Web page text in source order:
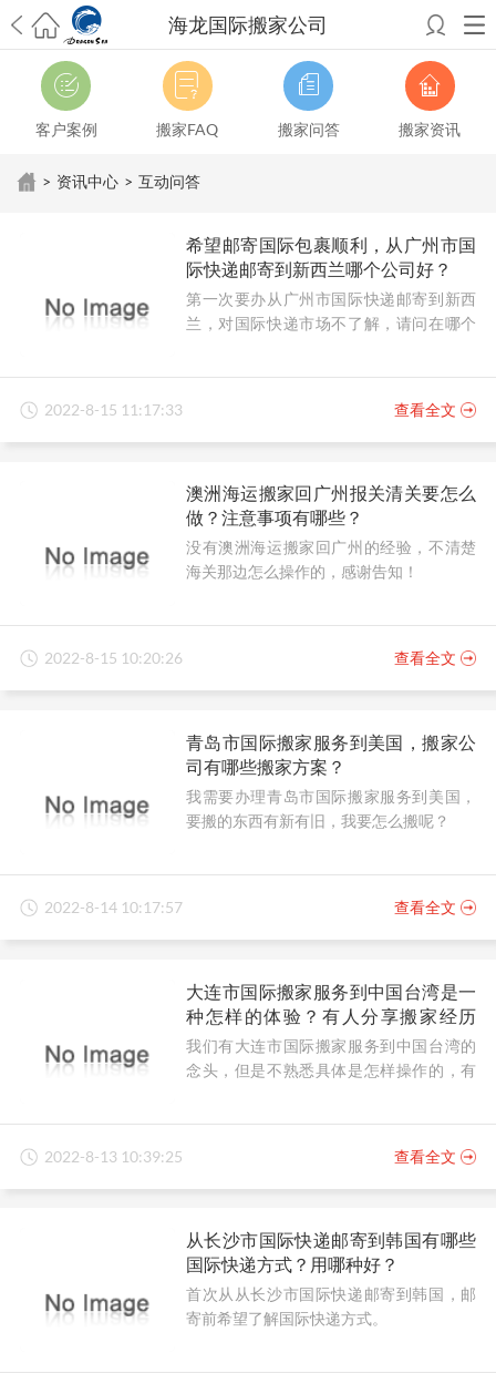
海龙国际搬家公司
希望邮寄国际包裹顺利，从广州市国际快递邮寄到新西兰哪个公司好？
澳洲海运搬家回广州报关清关要怎么做？注意事项有哪些？
青岛市国际
搬家服务到美国，搬家公司有哪些搬家方案？大连市国际搬家服务到中
国台湾是一种怎样的体验？有人分享搬家经历吗？
从长沙市国际快递邮
寄到韩国有哪些国际快递方式？用哪种好？
法有哪些？具体怎么操作？
国际搬家：家具海运到奥克兰怎么样能省
影响国际搬家吗？上海搬家到新西兰旺格雷有点不一样 北京私人物品运
输到澳大利亚，移民如何跨国搬家？上海移民搬家到塞浦路斯，国际搬
家怎么搬省钱？昆明搬家到美国，如何打包才能对国际长途运输放心？
从重庆市托运到美国从上海市托运到澳大利亚
市搬家到英国从南京市搬家到加拿大从大连市搬家到英国从佛山市搬家
到美国从北京市搬家到西班牙
客户案例 搬家FAQ 搬家问答 搬家资讯
> 资讯中心 > 互动问答
希望邮寄国际包裹顺利，从广州市国
际快递邮寄到新西兰哪个公司好？
第一次要办从广州市国际快递邮寄到新西
兰，对国际快递市场不了解，请问在哪个
2022-8-15 11:17:33 查看全文
澳洲海运搬家回广州报关清关要怎么
做？注意事项有哪些？
没有澳洲海运搬家回广州的经验，不清楚
海关那边怎么操作的，感谢告知！
2022-8-15 10:20:26 查看全文
青岛市国际搬家服务到美国，搬家公
司有哪些搬家方案？
我需要办理青岛市国际搬家服务到美国，
要搬的东西有新有旧，我要怎么搬呢？
2022-8-14 10:17:57 查看全文
大连市国际搬家服务到中国台湾是一
种怎样的体验？有人分享搬家经历
吗？
我们有大连市国际搬家服务到中国台湾的
念头，但是不熟悉具体是怎样操作的，有
2022-8-13 10:39:25 查看全文
从长沙市国际快递邮寄到韩国有哪些
国际快递方式？用哪种好？
首次从从长沙市国际快递邮寄到韩国，邮
寄前希望了解国际快递方式。